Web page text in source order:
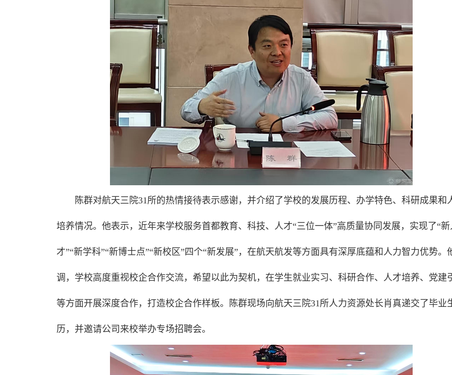
陈群对航天三院31所的热情接待表示感谢，并介绍了学校的发展历程、办学特色、科研成果和
培养情况。他表示，近年来学校服务首都教育、科技、人才“三位一体”高质量协同发展，实现了“新
才”“新学科”“新博士点”“新校区”四个“新发展”，在航天航发等方面具有深厚底蕴和人力智力优势。
调，学校高度重视校企合作交流，希望以此为契机，在学生就业实习、科研合作、人才培养、党建
等方面开展深度合作，打造校企合作样板。陈群现场向航天三院31所人力资源处长肖真递交了毕业
历，并邀请公司来校举办专场招聘会。